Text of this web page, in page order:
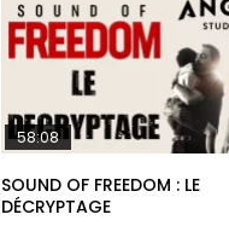
58:08
SOUND OF FREEDOM : LE
DÉCRYPTAGE